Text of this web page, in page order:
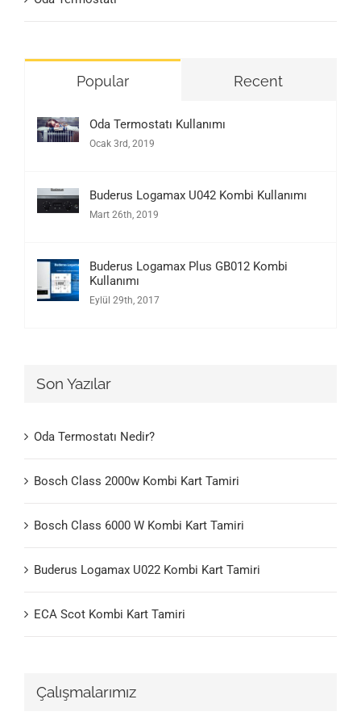
Popular Recent
Oda Termostatı Kullanımı
Ocak 3rd, 2019
Buderus Logamax U042 Kombi Kullanımı
Mart 26th, 2019
Buderus Logamax Plus GB012 Kombi
Kullanımı
Eylül 29th, 2017
Son Yazılar
Oda Termostatı Nedir?
Bosch Class 2000w Kombi Kart Tamiri
Bosch Class 6000 W Kombi Kart Tamiri
Buderus Logamax U022 Kombi Kart Tamiri
ECA Scot Kombi Kart Tamiri
Çalışmalarımız